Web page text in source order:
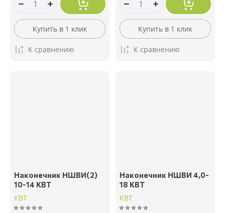
Купить в 1 клик
К сравнению
Купить в 1 клик
К сравнению
Наконечник НШВИ(2)
10-14 КВТ
КВТ
Наконечник НШВИ 4,0-
18 КВТ
КВТ